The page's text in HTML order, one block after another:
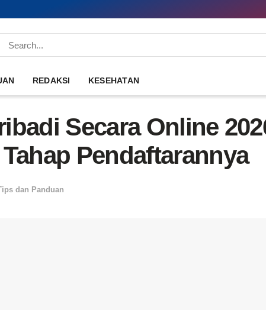
REDAKSI KESEHATAN
Secara Online
Pendaftarannya
dan Panduan